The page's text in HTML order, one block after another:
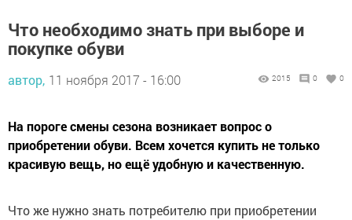
Что необходимо знать при выборе и
покупке обуви
автор, 11 ноября 2017 - 16:00 2015 0 0
На пороге смены сезона возникает вопрос о
приобретении обуви. Всем хочется купить не только
красивую вещь, но ещё удобную и качест­венную.
Что же нужно знать потребителю при приобретении